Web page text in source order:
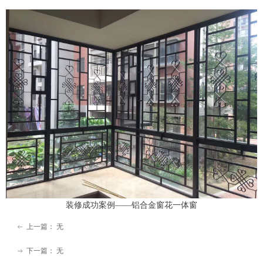
装修成功案例——铝合金窗花一体窗
ꂃ 上一篇： 无
ꁹ 下一篇： 无